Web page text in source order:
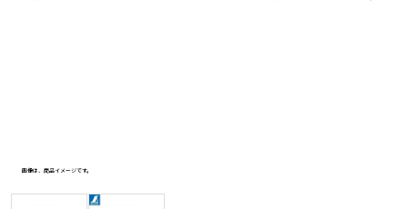
濃度・環境測定
画像は、商品イメージです。